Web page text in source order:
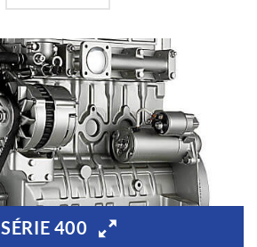
SÉRIE 400